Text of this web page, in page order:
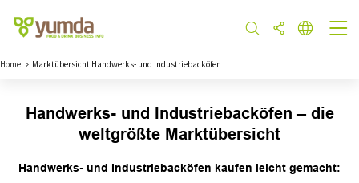
Home Marktübersicht Handwerks- und Industriebacköfen
Handwerks- und Industriebacköfen – die
weltgrößte Marktübersicht
Handwerks- und Industriebacköfen kaufen leicht gemacht: